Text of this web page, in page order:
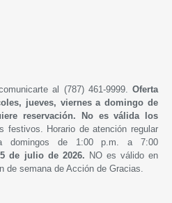
al (787) 461-9999. Oferta
jueves, viernes a domingo de
reservación. No es válida los
festivos. Horario de atención regular
domingos de 1:00 p.m. a 7:00
de julio de 2026. NO es válido en
de semana de Acción de Gracias.